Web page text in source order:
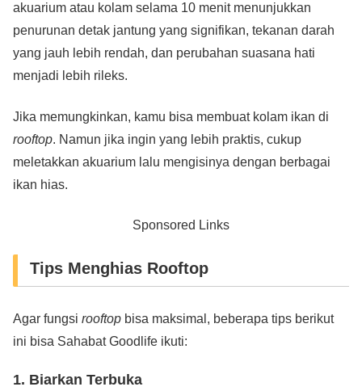
akuarium atau kolam selama 10 menit menunjukkan
penurunan detak jantung yang signifikan, tekanan darah
yang jauh lebih rendah, dan perubahan suasana hati
menjadi lebih rileks.
Jika memungkinkan, kamu bisa membuat kolam ikan di
rooftop. Namun jika ingin yang lebih praktis, cukup
meletakkan akuarium lalu mengisinya dengan berbagai
ikan hias.
Sponsored Links
Tips Menghias Rooftop
Agar fungsi rooftop bisa maksimal, beberapa tips berikut
ini bisa Sahabat Goodlife ikuti:
1. Biarkan Terbuka